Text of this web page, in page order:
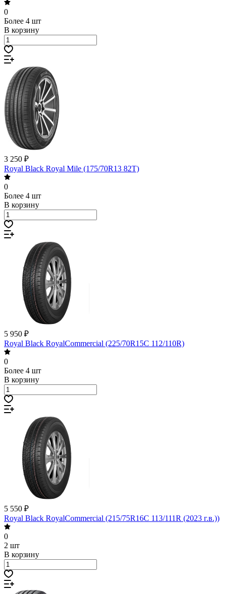
0
Более 4 шт
В корзину
3 250 ₽
Royal Black Royal Mile (175/70R13 82T)
0
Более 4 шт
В корзину
5 950 ₽
Royal Black RoyalCommercial (225/70R15C 112/110R)
0
Более 4 шт
В корзину
5 550 ₽
Royal Black RoyalCommercial (215/75R16C 113/111R (2023 г.в.))
0
2 шт
В корзину